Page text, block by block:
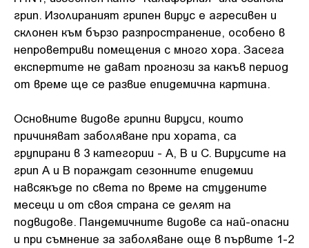
грип. Изолираният грипен вирус е агресивен и
склонен към бързо разпространение, особено в
непроветриви помещения с много хора. Засега
експертите не дават прогнози за какъв период
от време ще се развие епидемична картина.
Основните видове грипни вируси, които
причиняват заболяване при хората, са
групирани в 3 категории - A, B и C. Вирусите на
грип А и B пораждат сезонните епидемии
навсякъде по света по време на студените
месеци и от своя страна се делят на
подвидове. Пандемичните видове са най-опасни
и при съмнение за заболяване още в първите 1-2